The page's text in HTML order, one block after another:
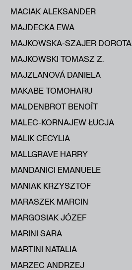
MACIAK ALEKSANDER
MAJDECKA EWA
MAJKOWSKA-SZAJER DOROTA
MAJKOWSKI TOMASZ Z.
MAJZLANOVÁ DANIELA
MAKABE TOMOHARU
MALDENBROT BENOÎT
MALEC-KORNAJEW ŁUCJA
MALIK CECYLIA
MALLGRAVE HARRY
MANDANICI EMANUELE
MANIAK KRZYSZTOF
MARASZEK MARCIN
MARGOSIAK JÓZEF
MARINI SARA
MARTINI NATALIA
MARZEC ANDRZEJ